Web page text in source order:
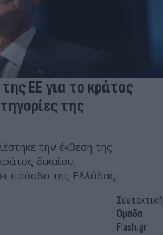
ΕΕ για το κράτος
της
την έκθεση της
δικαίου,
πρόοδο της Ελλάδας.
Συντακτική
Ομάδα
Flash.gr